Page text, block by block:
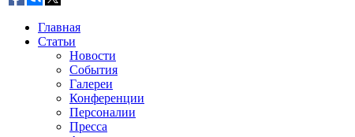
Главная
Статьи
Новости
События
Галереи
Конференции
Персоналии
Пресса